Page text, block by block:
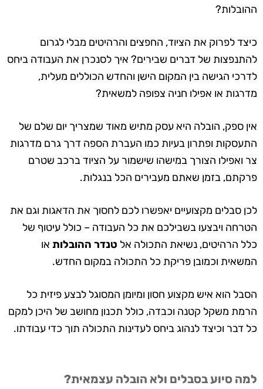
ההובלות?
כיצד לפרוק את הציוד, החפצים והרהיטים מבלי לגרום
להתנפצות של דברים שבירים? איך לסנכרן את העבודה ביחס
לדרכי הגישה בין המקום הישן והחדש הכוללים מעלית,
מדרגות או אפילו חניה צפופה למשאית?
אין ספק, הובלה היא עסק מתיש מאוד שמצריך יום שלם של
התעסקות ופתרון בעיות כמו העברת הספה דרך גרם מדרגות
צר ואפילו הצורך במישהו שישמור על הציוד ברכב שטרם
פרקתם, בזמן שאתם מעבירים הכל בנגלות.
לכן סבלים מקצועיים יאפשרו לכם לחסוך את הדאגות וגם את
הטרחה ויבצעו בשבילכם את כל העבודה – כולל עיטוף של
כלל הרהיטים, נשיאת התכולה אל טנדר ההובלות או
המשאית וכמובן פריקת כל התכולה במקום החדש.
הסבל הוא איש מקצוע חסון ומיומן המסוגל לבצע פיזית כל
הרמת משקל קטנה וכבדה, כולל תכנון מחושב של היכן למקם
כל דבר וכיצד לנהוג ביחס לעדינות התכולה תוך כדי עבודתו.
למה סיוע בסבלים ולא הובלה עצמאית?